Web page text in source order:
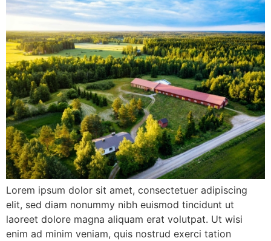
Lorem ipsum dolor sit amet, consectetuer adipiscing
elit, sed diam nonummy nibh euismod tincidunt ut
laoreet dolore magna aliquam erat volutpat. Ut wisi
enim ad minim veniam, quis nostrud exerci tation